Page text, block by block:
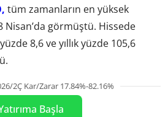
tüm zamanların en yüksek
Nisan’da görmüştü. Hissede
8,6 ve yıllık yüzde 105,6
2Ç Kar/Zarar 17.84%-82.16%
Başla